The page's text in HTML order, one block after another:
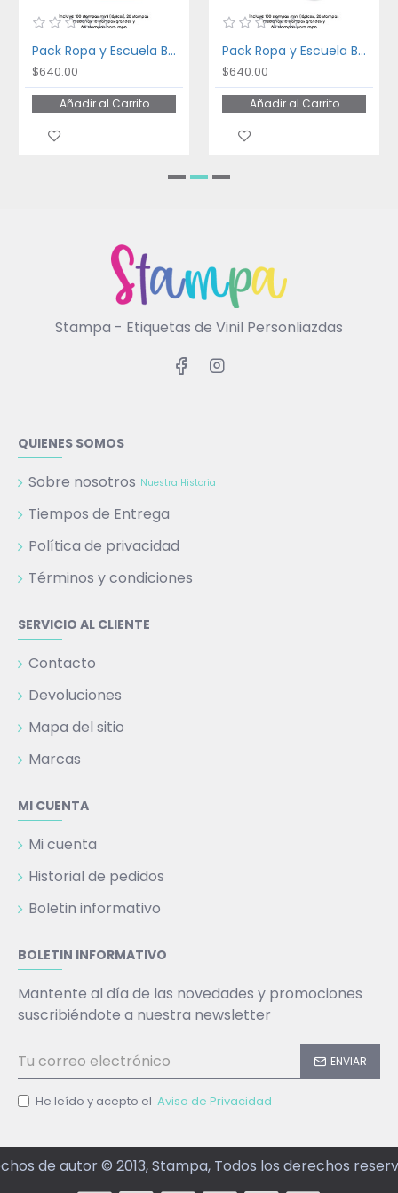
Pack Ropa y Escuela Bakery
$640.00
Añadir al Carrito
Pack Ropa y Escuela Ballet
$640.00
Añadir al Carrito
Stampa - Etiquetas de Vinil Personliazdas
QUIENES SOMOS
Sobre nosotros Nuestra Historia
Tiempos de Entrega
Política de privacidad
Términos y condiciones
SERVICIO AL CLIENTE
Contacto
Devoluciones
Mapa del sitio
Marcas
MI CUENTA
Mi cuenta
Historial de pedidos
Boletin informativo
BOLETIN INFORMATIVO
Mantente al día de las novedades y promociones
suscribiéndote a nuestra newsletter
ENVIAR
He leído y acepto el Aviso de Privacidad
de autor © 2013, Stampa, Todos los derechos